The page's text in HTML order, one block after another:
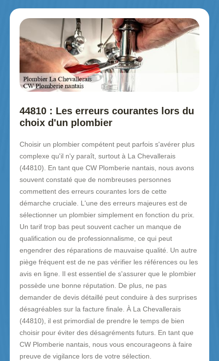
44810 : Les erreurs courantes lors du
choix d'un plombier
Choisir un plombier compétent peut parfois s'avérer plus
complexe qu'il n'y paraît, surtout à La Chevallerais
(44810). En tant que CW Plomberie nantais, nous avons
souvent constaté que de nombreuses personnes
commettent des erreurs courantes lors de cette
démarche cruciale. L'une des erreurs majeures est de
sélectionner un plombier simplement en fonction du prix.
Un tarif trop bas peut souvent cacher un manque de
qualification ou de professionnalisme, ce qui peut
engendrer des réparations de mauvaise qualité. Un autre
piège fréquent est de ne pas vérifier les références ou les
avis en ligne. Il est essentiel de s'assurer que le plombier
possède une bonne réputation. De plus, ne pas
demander de devis détaillé peut conduire à des surprises
désagréables sur la facture finale. À La Chevallerais
(44810), il est primordial de prendre le temps de bien
choisir pour éviter des désagréments futurs. En tant que
CW Plomberie nantais, nous vous encourageons à faire
preuve de vigilance lors de votre sélection.